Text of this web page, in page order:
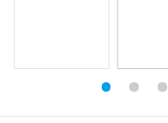
お部
トラベルイヤ
周りの